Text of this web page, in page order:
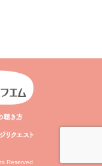
Reserved